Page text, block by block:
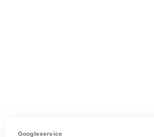
Googleservice